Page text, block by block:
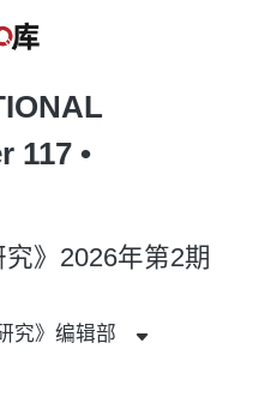
117 •
》2026年第2期
究》编辑部